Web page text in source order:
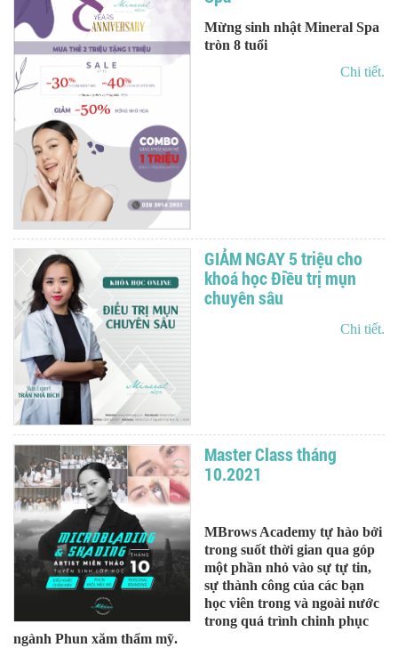
Mừng sinh nhật Mineral Spa
tròn 8 tuổi
Chi tiết.
GIẢM NGAY 5 triệu cho
khoá học Điều trị mụn
chuyên sâu
Chi tiết.
Master Class tháng
10.2021
MBrows Academy tự hào bởi
trong suốt thời gian qua góp
một phần nhỏ vào sự tự tin,
sự thành công của các bạn
học viên trong và ngoài nước
trong quá trình chinh phục
ngành Phun xăm thẩm mỹ.